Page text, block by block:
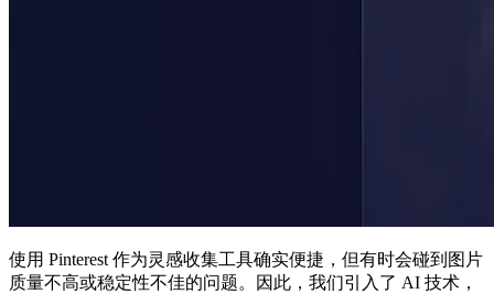
使用 Pinterest 作为灵感收集工具确实便捷，但有时会碰到图片
质量不高或稳定性不佳的问题。因此，我们引入了 AI 技术，